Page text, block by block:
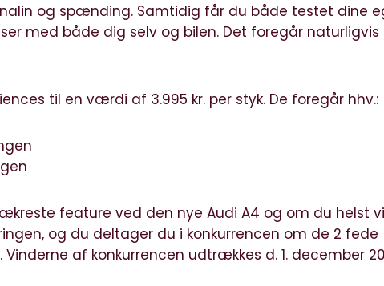
og spænding. Samtidig får du både testet dine
med både dig selv og bilen. Det foregår naturligvis
til en værdi af 3.995 kr. per styk. De foregår hhv.:
feature ved den nye Audi A4 og om du helst
og du deltager du i konkurrencen om de 2 fede
af konkurrencen udtrækkes d. 1. december